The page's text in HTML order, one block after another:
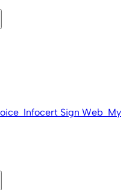
Infocert Sign Web My